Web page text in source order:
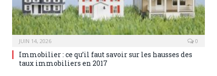
JUIN 14, 2026 0
Immobilier : ce qu’il faut savoir sur les hausses des
taux immobiliers en 2017